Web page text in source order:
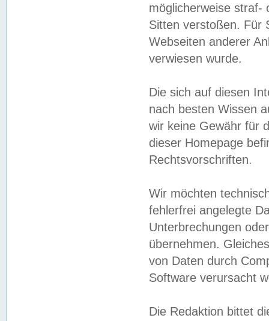
möglicherweise straf-
Sitten verstoßen. Für
Webseiten anderer
verwiesen wurde.
Die sich auf diesen
nach besten Wissen
wir keine Gewähr für
dieser Homepage
Rechtsvorschriften.
Wir möchten
fehlerfrei angelegte
Unterbrechungen
übernehmen.
von Daten durch
Software verursacht
Die Redaktion bittet